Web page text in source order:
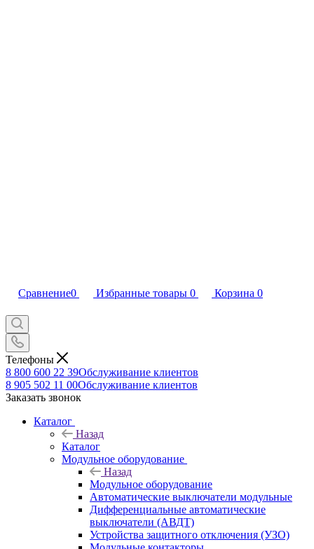
Сравнение0 Избранные товары 0 Корзина 0
Телефоны
8 800 600 22 39Обслуживание клиентов
8 905 502 11 00Обслуживание клиентов
Заказать звонок
Каталог
Назад
Каталог
Модульное оборудование
Назад
Модульное оборудование
Автоматические выключатели модульные
Дифференциальные автоматические
выключатели (АВДТ)
Устройства защитного отключения (УЗО)